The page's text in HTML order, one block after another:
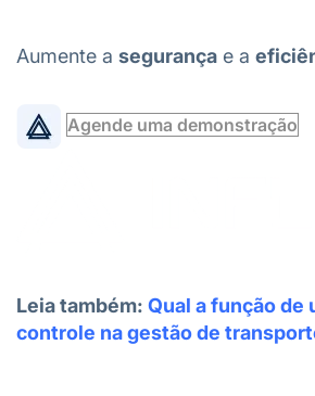
Aumente a segurança e a
Agende uma demonstração
Leia também: Qual a função de
controle na gestão de